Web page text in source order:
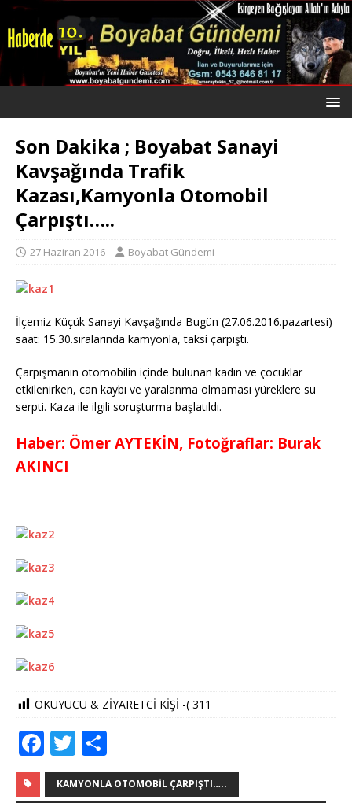
Son Dakika ; Boyabat Sanayi
Kavşağında Trafik
Kazası,Kamyonla Otomobil
Çarpıştı…..
27 Haziran 2016 Boyabat Gündemi
İlçemiz Küçük Sanayi Kavşağında Bugün (27.06.2016.pazartesi)
saat: 15.30.sıralarında kamyonla, taksi çarpıştı.
Çarpışmanın otomobilin içinde bulunan kadın ve çocuklar
etkilenirken, can kaybı ve yaralanma olmaması yüreklere su
serpti. Kaza ile ilgili soruşturma başlatıldı.
Haber: Ömer AYTEKİN, Fotoğraflar: Burak
AKINCI
OKUYUCU & ZİYARETCİ KİŞİ -( 311
F
a
c
T
w
it
h
ar
KAMYONLA OTOMOBIL ÇARPIŞTI…..